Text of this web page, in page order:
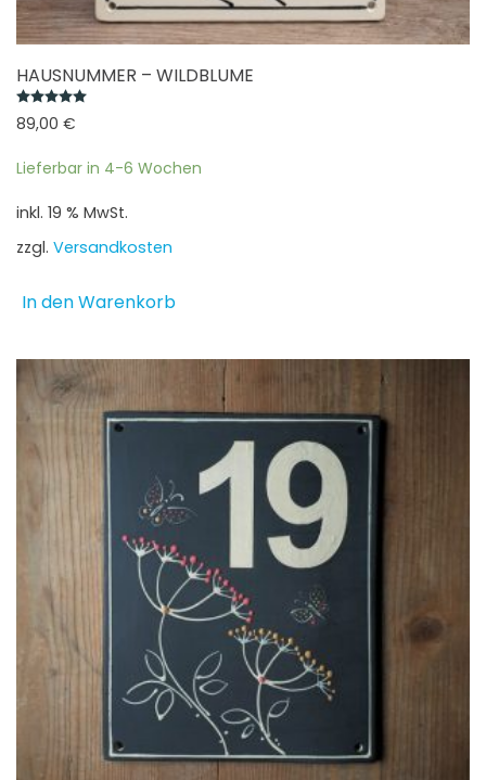
HAUSNUMMER – WILDBLUME
89,00 €
Lieferbar in 4-6 Wochen
inkl. 19 % MwSt.
zzgl. Versandkosten
In den Warenkorb